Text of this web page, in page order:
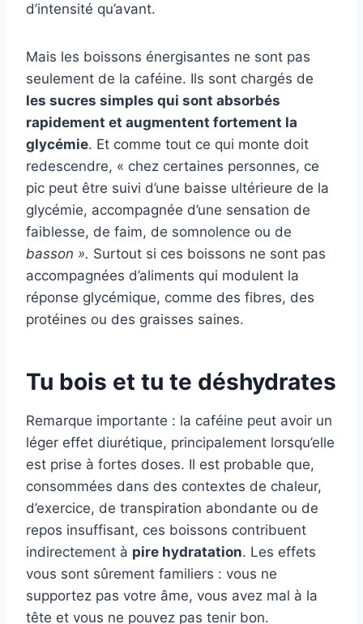
d’intensité qu’avant.
Mais les boissons énergisantes ne sont pas
seulement de la caféine. Ils sont chargés de
les sucres simples qui sont absorbés
rapidement et augmentent fortement la
glycémie. Et comme tout ce qui monte doit
redescendre, « chez certaines personnes, ce
pic peut être suivi d’une baisse ultérieure de la
glycémie, accompagnée d’une sensation de
faiblesse, de faim, de somnolence ou de
basson ». Surtout si ces boissons ne sont pas
accompagnées d’aliments qui modulent la
réponse glycémique, comme des fibres, des
protéines ou des graisses saines.
Tu bois et tu te déshydrates
Remarque importante : la caféine peut avoir un
léger effet diurétique, principalement lorsqu’elle
est prise à fortes doses. Il est probable que,
consommées dans des contextes de chaleur,
d’exercice, de transpiration abondante ou de
repos insuffisant, ces boissons contribuent
indirectement à pire hydratation. Les effets
vous sont sûrement familiers : vous ne
supportez pas votre âme, vous avez mal à la
tête et vous ne pouvez pas tenir bon.